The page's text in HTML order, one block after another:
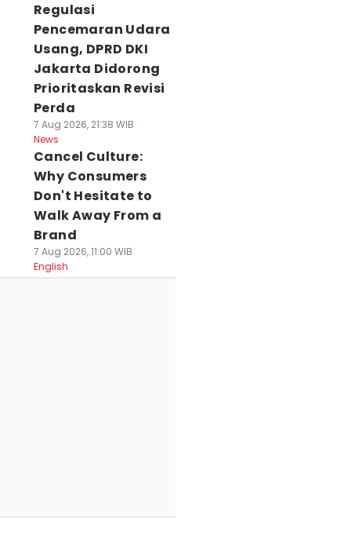
Regulasi
Pencemaran Udara
Usang, DPRD DKI
Jakarta Didorong
Prioritaskan Revisi
Perda
7 Aug 2026, 21:38 WIB
News
Cancel Culture:
Why Consumers
Don't Hesitate to
Walk Away From a
Brand
7 Aug 2026, 11:00 WIB
English